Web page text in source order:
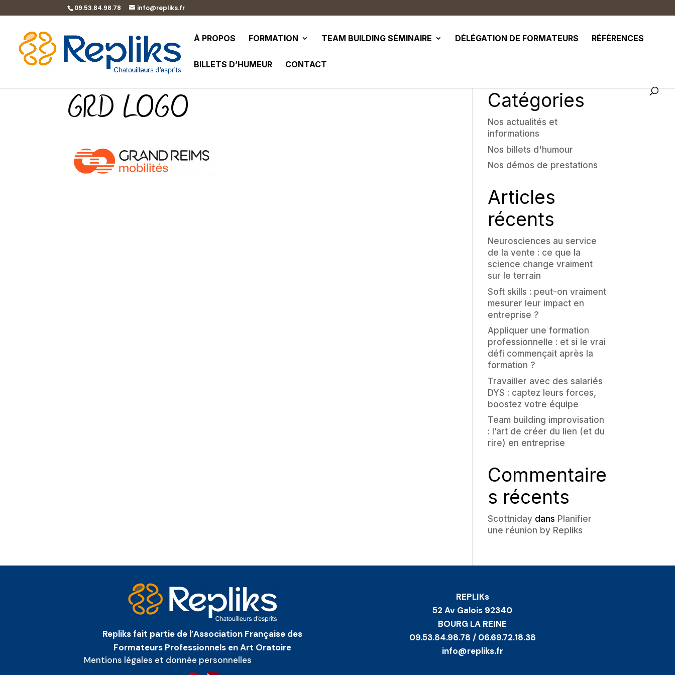
09.53.84.98.78 info@repliks.fr
À PROPOS FORMATION TEAM BUILDING SÉMINAIRE DÉLÉGATION DE FORMATEURS RÉFÉRENCES
BILLETS D’HUMEUR CONTACT
GRD LOGO Catégories
Nos actualités et
informations
Nos billets d'humour
Nos démos de prestations
Articles
récents
Neurosciences au service
de la vente : ce que la
science change vraiment
sur le terrain
Soft skills : peut-on vraiment
mesurer leur impact en
entreprise ?
Appliquer une formation
professionnelle : et si le vrai
défi commençait après la
formation ?
Travailler avec des salariés
DYS : captez leurs forces,
boostez votre équipe
Team building improvisation
: l’art de créer du lien (et du
rire) en entreprise
Commentaire
s récents
Scottnidaydans Planifier
une réunion by Repliks
Repliks fait partie de l’Association Française des
Formateurs Professionnels en Art Oratoire
Mentions légales et donnée personnelles
REPLIKs
52 Av Galois 92340
BOURG LA REINE
09.53.84.98.78 / 06.69.72.18.38
info@repliks.fr